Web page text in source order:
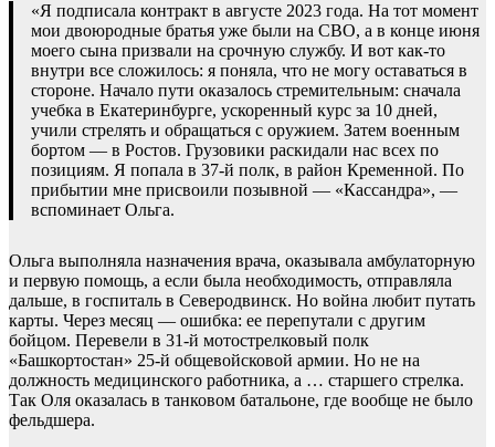
«Я подписала контракт в августе 2023 года. На тот момент
мои двоюродные братья уже были на СВО, а в конце июня
моего сына призвали на срочную службу. И вот как-то
внутри все сложилось: я поняла, что не могу оставаться в
стороне. Начало пути оказалось стремительным: сначала
учебка в Екатеринбурге, ускоренный курс за 10 дней,
учили стрелять и обращаться с оружием. Затем военным
бортом — в Ростов. Грузовики раскидали нас всех по
позициям. Я попала в 37-й полк, в район Кременной. По
прибытии мне присвоили позывной — «Кассандра», —
вспоминает Ольга.
Ольга выполняла назначения врача, оказывала амбулаторную
и первую помощь, а если была необходимость, отправляла
дальше, в госпиталь в Северодвинск. Но война любит путать
карты. Через месяц — ошибка: ее перепутали с другим
бойцом. Перевели в 31-й мотострелковый полк
«Башкортостан» 25-й общевойсковой армии. Но не на
должность медицинского работника, а … старшего стрелка.
Так Оля оказалась в танковом батальоне, где вообще не было
фельдшера.